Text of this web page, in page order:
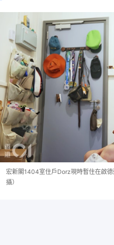
宏新閣1404室住戶Dorz現時暫住在啟
攝）